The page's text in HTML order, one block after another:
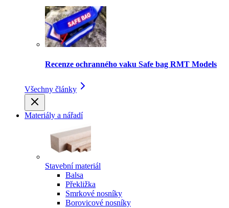
Recenze ochranného vaku Safe bag RMT Models
Všechny články
Materiály a nářadí
Stavební materiál
Balsa
Překližka
Smrkové nosníky
Borovicové nosníky